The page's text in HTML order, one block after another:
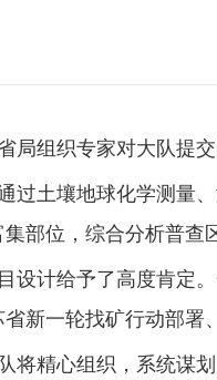
局组织专家对大队提
过土壤地球化学测量
部位，综合分析普查
设计给予了高度肯定
新一轮找矿行动部署
将精心组织，系统谋